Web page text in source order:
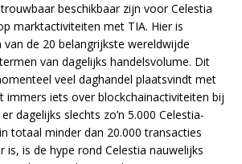
beschikbaar zijn voor Celestia
marktactiviteiten met TIA. Hier is
de 20 belangrijkste wereldwijde
van dagelijks handelsvolume. Dit
veel daghandel plaatsvindt met
immers iets over blockchainactiviteiten bij
dagelijks slechts zo’n 5.000 Celestia-
totaal minder dan 20.000 transacties
is, is de hype rond Celestia nauwelijks